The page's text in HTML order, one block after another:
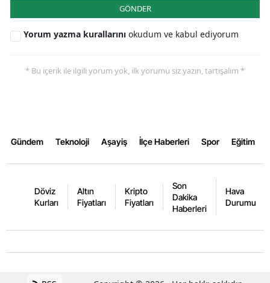
Yozgat
Batman
Şırnak
Bartın
GÖNDER
Yorum yazma kurallarını okudum ve kabul ediyorum
* Bu içerik ile ilgili yorum yok, ilk yorumu siz yazın, tartışalım *
Gündem Teknoloji Aşayiş İlçe Haberleri Spor Eğitim
Döviz
Kurları
Altın
Fiyatları
Kripto
Fiyatları
Son
Dakika
Haberleri
Hava
Durumu